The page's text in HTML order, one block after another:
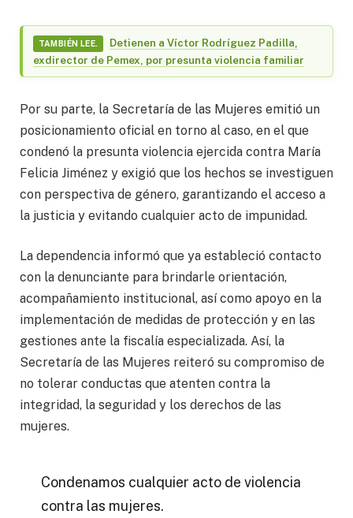
TAMBIÉN LEE.
Detienen a Víctor Rodríguez Padilla,
exdirector de Pemex, por presunta violencia familiar
Por su parte, la Secretaría de las Mujeres emitió un
posicionamiento oficial en torno al caso, en el que
condenó la presunta violencia ejercida contra María
Felicia Jiménez y exigió que los hechos se investiguen
con perspectiva de género, garantizando el acceso a
la justicia y evitando cualquier acto de impunidad.
La dependencia informó que ya estableció contacto
con la denunciante para brindarle orientación,
acompañamiento institucional, así como apoyo en la
implementación de medidas de protección y en las
gestiones ante la fiscalía especializada. Así, la
Secretaría de las Mujeres reiteró su compromiso de
no tolerar conductas que atenten contra la
integridad, la seguridad y los derechos de las
mujeres.
Condenamos cualquier acto de violencia
contra las mujeres.